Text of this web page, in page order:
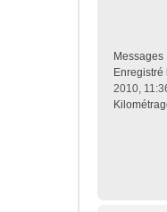
Messages
Enregistré
2010,